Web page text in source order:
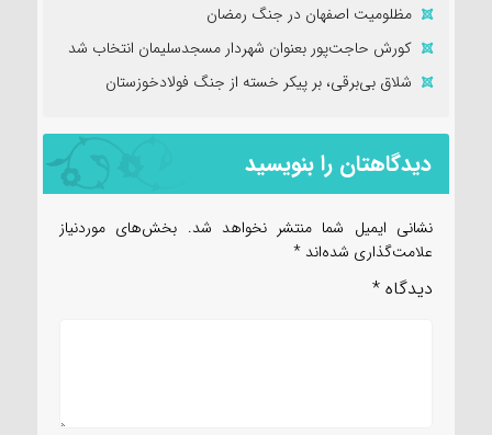
مظلومیت اصفهان در جنگ رمضان
کورش حاجت‌پور بعنوان شهردار مسجدسلیمان انتخاب شد
شلاق‌ بی‌برقی، بر پیکر خسته‌ از جنگ فولادخوزستان
دیدگاهتان را بنویسید
نشانی ایمیل شما منتشر نخواهد شد. بخش‌های موردنیاز
علامت‌گذاری شده‌اند *
دیدگاه *